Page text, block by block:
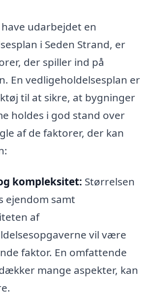
udarbejdet en
i Seden Strand, er
der spiller ind på
En vedligeholdelsesplan er
til at sikre, at bygninger
holdes i god stand over
af de faktorer, der kan
kompleksitet: Størrelsen
ejendom samt
af
vil være
faktor. En omfattende
mange aspekter, kan